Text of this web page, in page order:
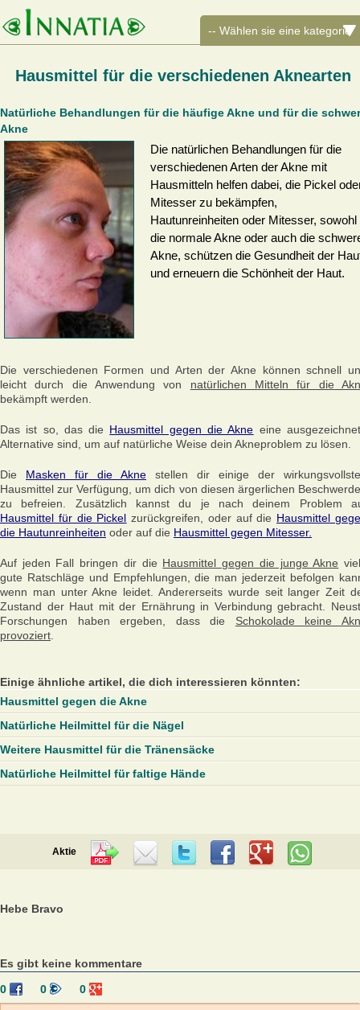
Hausmittel für die verschiedenen Aknearten
Natürliche Behandlungen für die häufige Akne und für die
Akne
Die natürlichen Behandlungen für die
verschiedenen Arten der Akne mit
Hausmitteln helfen dabei, die Pickel
Mitesser zu bekämpfen,
Hautunreinheiten oder Mitesser, sowohl
die normale Akne oder auch die
Akne, schützen die Gesundheit der
und erneuern die Schönheit der Haut.
Die verschiedenen Formen und Arten der Akne können schnell
leicht durch die Anwendung von natürlichen Mitteln für die
bekämpft werden.
Das ist so, das die Hausmittel gegen die Akne eine
Alternative sind, um auf natürliche Weise dein Akneproblem zu lösen.
Die Masken für die Akne stellen dir einige der
Hausmittel zur Verfügung, um dich von diesen ärgerlichen
zu befreien. Zusätzlich kannst du je nach deinem Problem
Hausmittel für die Pickel zurückgreifen, oder auf die Hausmittel
die Hautunreinheiten oder auf die Hausmittel gegen Mitesser.
Auf jeden Fall bringen dir die Hausmittel gegen die junge Akne
gute Ratschläge und Empfehlungen, die man jederzeit befolgen
wenn man unter Akne leidet. Andererseits wurde seit langer Zeit
Zustand der Haut mit der Ernährung in Verbindung gebracht.
Forschungen haben ergeben, dass die Schokolade keine
provoziert
Einige ähnliche artikel, die dich interessieren könnten:
Hausmittel gegen die Akne
Natürliche Heilmittel für die Nägel
Weitere Hausmittel für die Tränensäcke
Natürliche Heilmittel für faltige Hände
Aktie
Hebe Bravo
Es gibt keine kommentare
0
0 0